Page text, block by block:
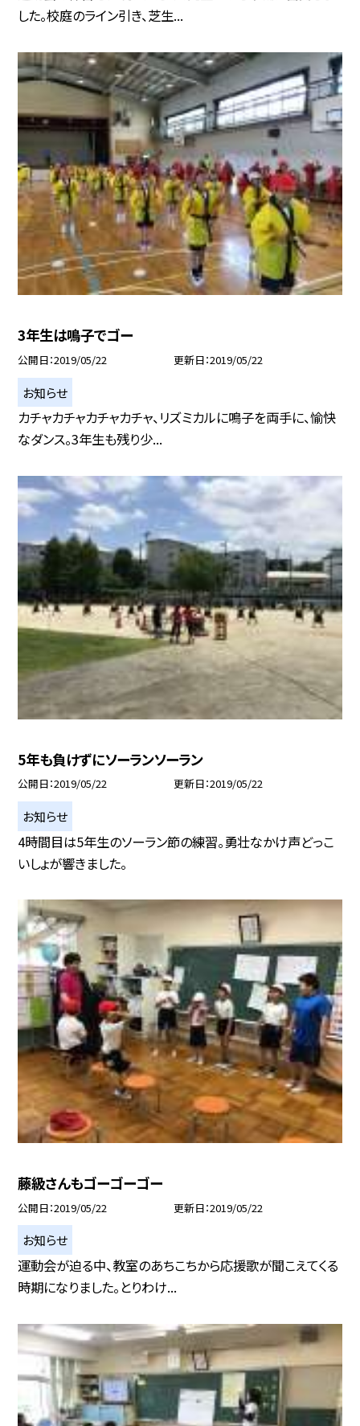
した。校庭のライン引き、芝生...
3年生は鳴子でゴー
公開日 2019/05/22 更新日 2019/05/22
お知らせ
カチャカチャカチャカチャ、リズミカルに鳴子を両手に、愉快
なダンス。3年生も残り少...
5年も負けずにソーランソーラン
公開日 2019/05/22 更新日 2019/05/22
お知らせ
4時間目は5年生のソーラン節の練習。勇壮なかけ声どっこ
いしょが響きました。
藤級さんもゴーゴーゴー
公開日 2019/05/22 更新日 2019/05/22
お知らせ
運動会が迫る中、教室のあちこちから応援歌が聞こえてくる
時期になりました。とりわけ...